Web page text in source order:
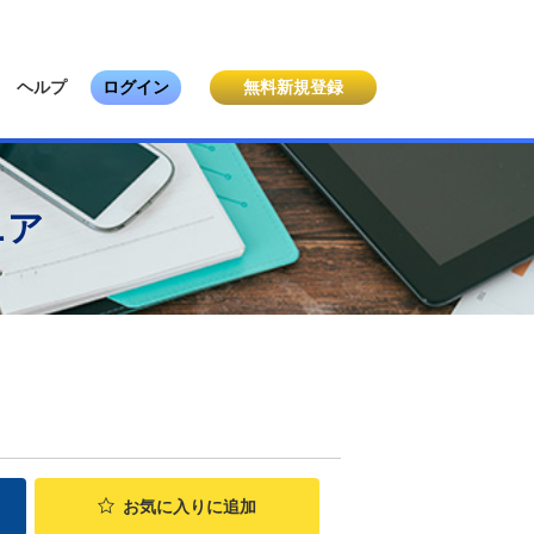
ヘルプ ログイン 無料新規登録
お気に入り に追加